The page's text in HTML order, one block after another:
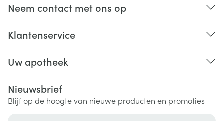
Neem contact met ons op
Klantenservice
Uw apotheek
Nieuwsbrief
Blijf op de hoogte van nieuwe producten en promoties